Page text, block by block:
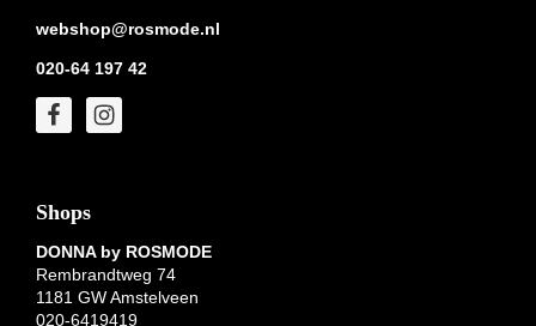
webshop@rosmode.nl
020-64 197 42
Shops
DONNA by ROSMODE
Rembrandtweg 74
1181 GW Amstelveen
020-6419419